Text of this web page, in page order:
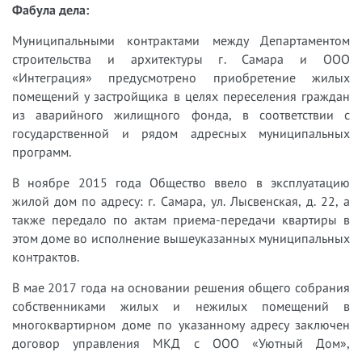
Фабула дела:
Муниципальными контрактами между Департаментом
строительства и архитектуры г. Самара и ООО
«Интеграция» предусмотрено приобретение жилых
помещений у застройщика в целях переселения граждан
из аварийного жилищного фонда, в соответствии с
государственной и рядом адресных муниципальных
программ.
В ноябре 2015 года Общество ввело в эксплуатацию
жилой дом по адресу: г. Самара, ул. Лысвенская, д. 22, а
также передало по актам приема-передачи квартиры в
этом доме во исполнение вышеуказанных муниципальных
контрактов.
В мае 2017 года на основании решения общего собрания
собственниками жилых и нежилых помещений в
многоквартирном доме по указанному адресу заключен
договор управления МКД с ООО «Уютный Дом»,